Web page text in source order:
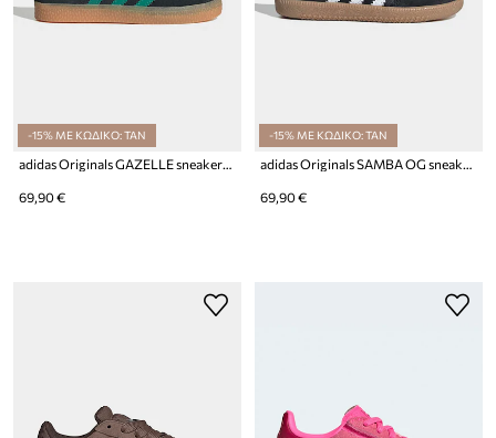
-15% ΜΕ ΚΩΔΙΚΟ: TAN
69,90 €
-15% ΜΕ ΚΩΔΙΚΟ: TAN
69,90 €